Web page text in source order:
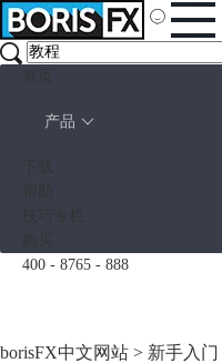
产品
400 - 8765 - 888
borisFX中文网站 > 新手入门